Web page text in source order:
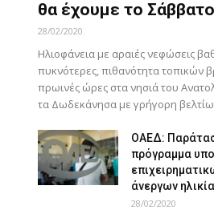
θα έχουμε το Σάββατο
28/02/2020
Ηλιοφάνεια με αραιές νεφώσεις
πυκνότερες, πιθανότητα τοπικών
πρωινές ώρες στα νησιά του
τα Δωδεκάνησα με γρήγορη
ΟΑΕΔ:
πρόγραμμα
άνεργων
28/02/2020